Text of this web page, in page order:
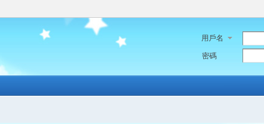
用戶名
密碼